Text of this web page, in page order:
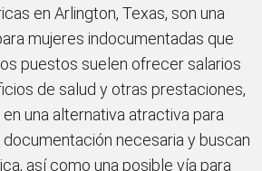
en Arlington, Texas, son una
mujeres indocumentadas que
puestos suelen ofrecer salarios
de salud y otras prestaciones,
una alternativa atractiva para
documentación necesaria y buscan
así como una posible vía para